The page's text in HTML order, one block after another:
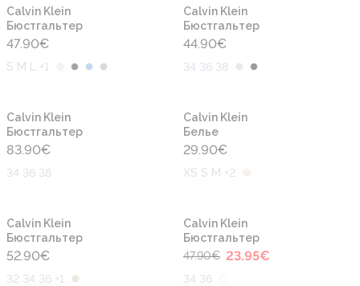
Calvin Klein
Бюстгальтер
47.90€
S M L +1
Calvin Klein
Бюстгальтер
44.90€
34 36 38
Calvin Klein
Бюстгальтер
83.90€
34 36 38
Calvin Klein
Белье
29.90€
XS S M +2
Calvin Klein
Бюстгальтер
52.90€
32 34 36 +1
-50%
Calvin Klein
Бюстгальтер
47.90€ 23.95€
34 36